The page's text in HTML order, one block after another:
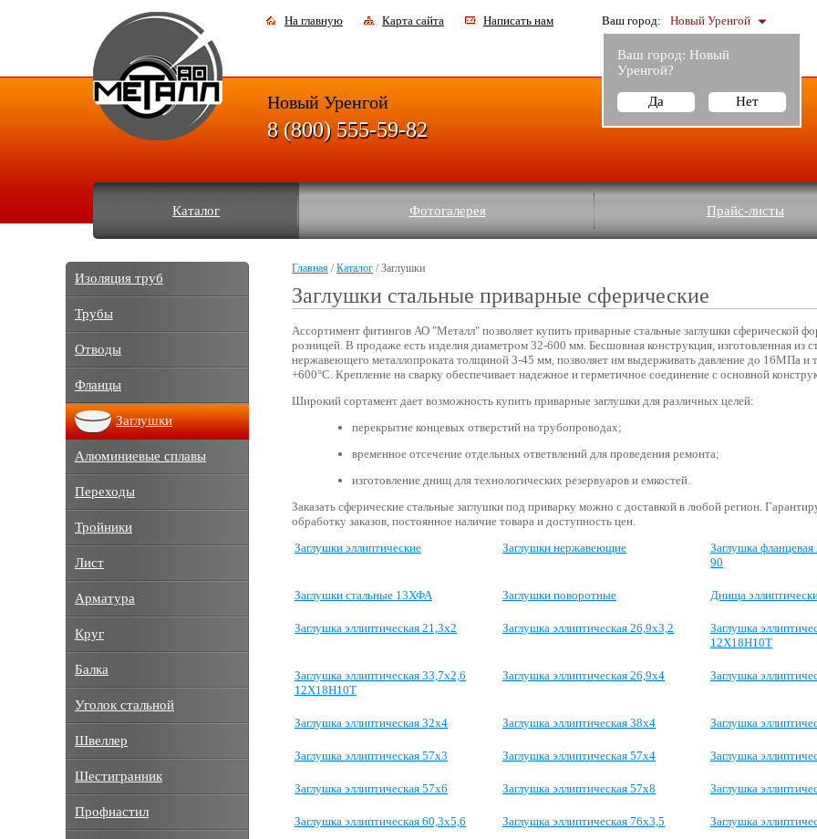
На главную Карта сайта Написать нам Ваш город: Новый Уренгой
Ваш город: Новый
Уренгой?
Да Нет
Каталог Фотогалерея Прайс-листы
Новый Уренгой
8 (800) 555-59-82
Главная /Каталог / Заглушки
Заглушки стальные приварные сферические
Ассортимент фитингов АО "Металл" позволяет купить приварные стальные заглушки сферической
розницей. В продаже есть изделия диаметром 32-600 мм. Бесшовная конструкция, изготовленная из
нержавеющего металлопроката толщиной 3-45 мм, позволяет им выдерживать давление до 16МПа и
+600°C. Крепление на сварку обеспечивает надежное и герметичное соединение с основной
Широкий сортамент дает возможность купить приварные заглушки для различных целей:
перекрытие концевых отверстий на трубопроводах;
временное отсечение отдельных ответвлений для проведения ремонта;
изготовление днищ для технологических резервуаров и емкостей.
Заказать сферические стальные заглушки под приварку можно с доставкой в любой регион.
обработку заказов, постоянное наличие товара и доступность цен.
Заглушки эллиптические
Заглушки нержавеющие
Заглушка
90
Заглушки стальные 13ХФА Заглушки поворотные Днища
Заглушка эллиптическая 21,3х2 Заглушка эллиптическая 26,9х3,2
Заглушка
12Х18Н10Т
Заглушка эллиптическая 33,7х2,6
12Х18Н10Т
Заглушка эллиптическая 26,9х4 Заглушка
Заглушка эллиптическая 32х4 Заглушка эллиптическая 38х4 Заглушка
Заглушка эллиптическая 57х3 Заглушка эллиптическая 57х4 Заглушка
Заглушка эллиптическая 57х6 Заглушка эллиптическая 57х8 Заглушка
Заглушка эллиптическая 60,3х5,6 Заглушка эллиптическая 76х3,5 Заглушка
Изоляция труб
Трубы
Отводы
Фланцы
Заглушки
Алюминиевые сплавы
Переходы
Тройники
Лист
Арматура
Круг
Балка
Уголок стальной
Швеллер
Шестигранник
Профнастил